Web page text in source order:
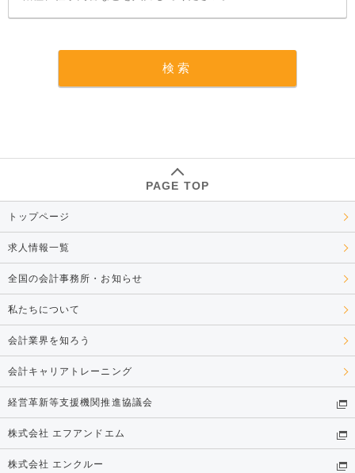
PAGE TOP
トップページ
求人情報一覧
全国の会計事務所・お知らせ
私たちについて
会計業界を知ろう
会計キャリアトレーニング
経営革新等支援機関推進協議会
株式会社 エフアンドエム
株式会社 エンクルー